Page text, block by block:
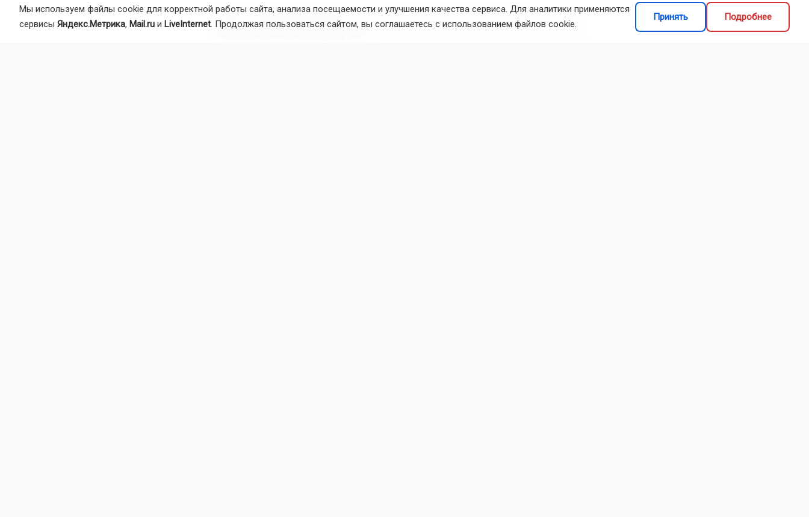
Автор: Алиса Новохатская
Читать все публикации автора
Мы используем файлы cookie для корректной работы сайта, анализа посещаемости и улучшения качества сервиса. Для аналитики применяются
сервисы Яндекс.Метрика, Mail.ru и LiveInternet. Продолжая пользоваться сайтом, вы соглашаетесь с использованием файлов cookie.
Принять Подробнее